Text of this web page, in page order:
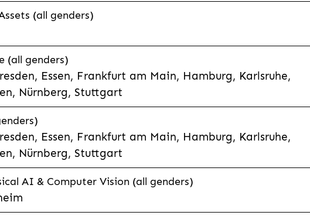
(all genders)
(all genders)
Essen, Frankfurt am Main, Hamburg, Karlsruhe,
Nürnberg, Stuttgart
Essen, Frankfurt am Main, Hamburg, Karlsruhe,
Nürnberg, Stuttgart
AI & Computer Vision (all genders)